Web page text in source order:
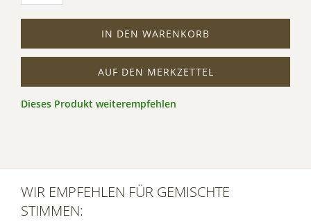
IN DEN WARENKORB
AUF DEN MERKZETTEL
Dieses Produkt weiterempfehlen
WIR EMPFEHLEN FÜR GEMISCHTE
STIMMEN: